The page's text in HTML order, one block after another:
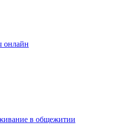
онлайн
в общежитии